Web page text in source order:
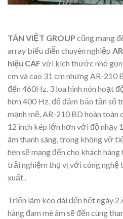
TÂN VIỆT GROUP cũng mang
array biểu diễn chuyên nghiệp
hiệu CAFvới kích thước nhỏ
cm và cao 31 cm nhưng AR-210
đến 460Hz. 3 loa hình nón hoạt
hơn 400 Hz, để đảm bảo tần số
mạnh mẽ, AR-210 BD hoàn toàn
12 inch kép lớn hơn với độ nhạy
âm thanh sáng, trong không vỡ
hẹn sẽ mang đến cho khách
trải nghiệm thụ vị với công nghệ
xuất .
Triển lãm kéo dài đến hết ngày
hàng đam mê âm sẽ đến cùng